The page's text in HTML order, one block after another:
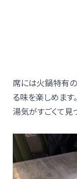
席には火鍋特有の
る味を楽しめます。
湯気がすごくて見